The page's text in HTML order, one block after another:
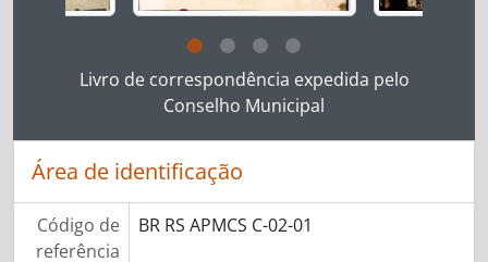
Ao clicar no link deste título da descrição a
Livro de correspondência expedida pelo
Conselho Municipal
Área de identificação
Código de
referência
BR RS APMCS C-02-01